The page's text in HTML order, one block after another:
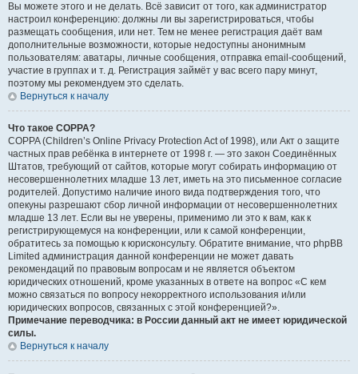
Вы можете этого и не делать. Всё зависит от того, как администратор
настроил конференцию: должны ли вы зарегистрироваться, чтобы
размещать сообщения, или нет. Тем не менее регистрация даёт вам
дополнительные возможности, которые недоступны анонимным
пользователям: аватары, личные сообщения, отправка email-сообщений,
участие в группах и т. д. Регистрация займёт у вас всего пару минут,
поэтому мы рекомендуем это сделать.
Вернуться к началу
Что такое COPPA?
COPPA (Children’s Online Privacy Protection Act of 1998), или Акт о защите
частных прав ребёнка в интернете от 1998 г. — это закон Соединённых
Штатов, требующий от сайтов, которые могут собирать информацию от
несовершеннолетних младше 13 лет, иметь на это письменное согласие
родителей. Допустимо наличие иного вида подтверждения того, что
опекуны разрешают сбор личной информации от несовершеннолетних
младше 13 лет. Если вы не уверены, применимо ли это к вам, как к
регистрирующемуся на конференции, или к самой конференции,
обратитесь за помощью к юрисконсульту. Обратите внимание, что phpBB
Limited администрация данной конференции не может давать
рекомендаций по правовым вопросам и не является объектом
юридических отношений, кроме указанных в ответе на вопрос «С кем
можно связаться по вопросу некорректного использования и/или
юридических вопросов, связанных с этой конференцией?».
Примечание переводчика: в России данный акт не имеет юридической
силы.
Вернуться к началу